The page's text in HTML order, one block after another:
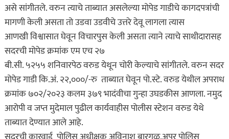
असे सांगीतले. वरुन त्याचे ताब्यात असलेल्या मोपेड गाडीचे कागदपत्रांची
मागणी केली असता तो उडवा उडवीचे उत्तरे देवू लागला त्यास
आणखी विश्वासात घेवून विचारपुस केली असता त्याने त्याचे साथीदारासह
सदरची मोपेड क्रमांक एम एच २७
बी.सी. ५२५५ शनिवारपेठ वरुड येथून चोरी केल्याचे सांगीतले. वरुन सदर
मोपेड गाडी कि.अं. २२,०००/-रु ताब्यात घेवून पो.स्टे. वरुड येथील अपराध
क्रमांक ७०२/२०२३ कलम ३७९ भादंवीचा गुन्हा उघडकीस आणला. नमुद
आरोपी व जप्त मुदेमाल पुढील कार्यवाहीस पोलीस स्टेशन वरुड येथे
ताब्यात देण्यात आले आहे.